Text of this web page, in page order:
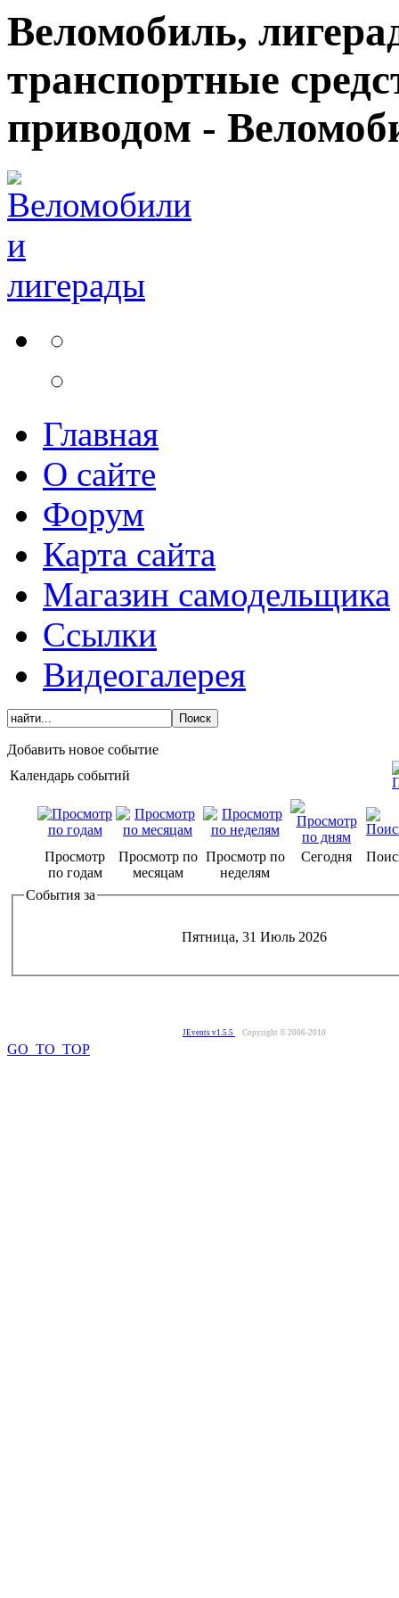
Веломобиль,
транспортные
приводом -
Главная
О сайте
Форум
Карта сайта
Магазин самодельщика
Ссылки
Видеогалерея
Добавить новое событие
Календарь событий
Просмотр
по годам
Просмотр по
месяцам
Просмотр по
неделям
Сегодня
События за
Пятница, 31 Июль 2026
JEvents v1.5.5 Copyright © 2006-2010
GO_TO_TOP